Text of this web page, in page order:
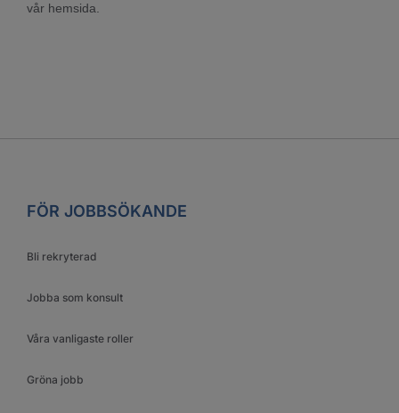
vår hemsida.
FÖR JOBBSÖKANDE
Bli rekryterad
Jobba som konsult
Våra vanligaste roller
Gröna jobb